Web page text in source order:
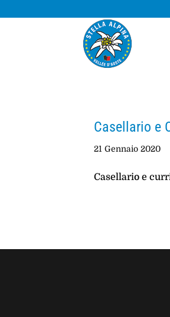
Casellario e
21 Gennaio 2020
Casellario e